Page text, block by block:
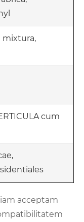
mixtura,
cum
acceptam